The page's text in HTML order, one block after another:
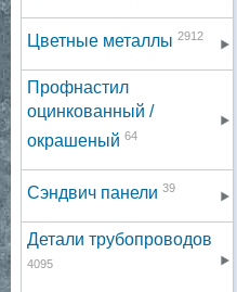
Цветные металлы 2912
Профнастил
оцинкованный /
окрашеный 64
Сэндвич панели 39
Детали трубопроводов
4095